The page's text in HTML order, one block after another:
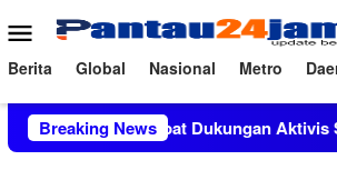
ke
konten
Menu
Mobile
Berita Global Nasional Metro
Breaking News
Dukungan Aktivis Sulsel